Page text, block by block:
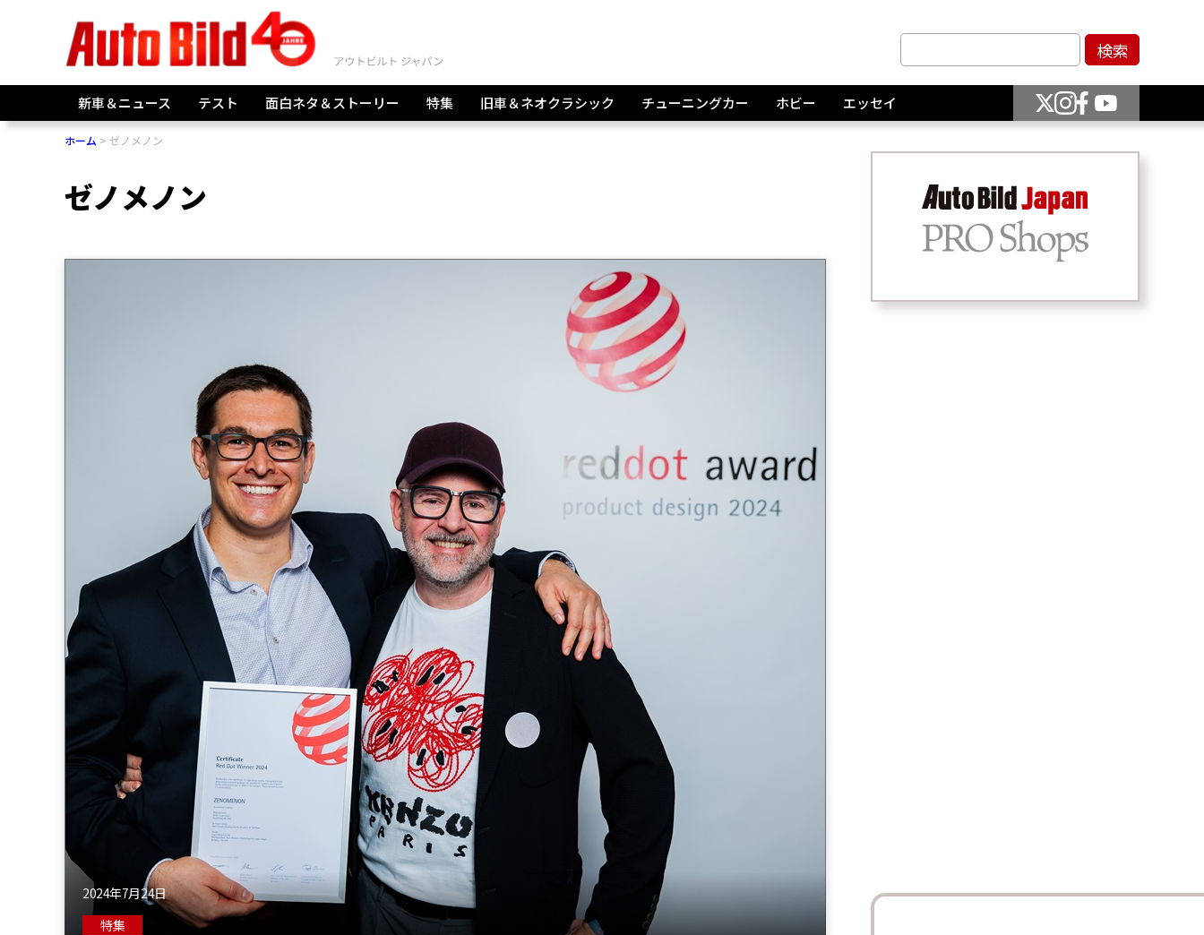
新車＆ニュース テスト 面白ネタ＆ストーリー 特集 旧車＆ネオクラシック チューニングカー ホビー エッセイ
ホーム ゼノメノン
ゼノメノン
2024年7月24日
特集